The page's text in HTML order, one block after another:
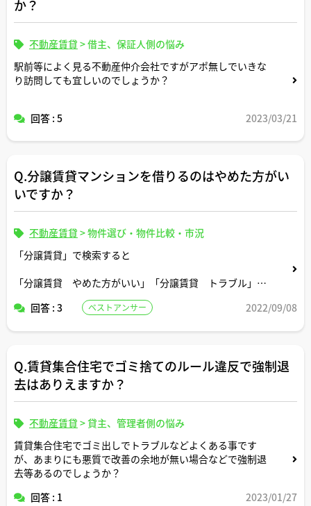
か？
不動産賃貸 >借主、保証人側の悩み
駅前等によく見る不動産仲介会社ですがアポ無しでいきな
り訪問しても宜しいのでしょうか？
回答 : 5 2023/03/21
Q.分譲賃貸マンションを借りるのはやめた方がい
いですか？
不動産賃貸 >物件選び・物件比較・市況
「分譲賃貸」で検索すると
「分譲賃貸 やめた方がいい」「分譲賃貸 トラブル」
回答 : 3 ベストアンサー 2022/09/08
Q.賃貸集合住宅でゴミ捨てのルール違反で強制退
去はありえますか？
不動産賃貸 >貸主、管理者側の悩み
賃貸集合住宅でゴミ出しでトラブルなどよくある事です
が、あまりにも悪質で改善の余地が無い場合などで強制退
去等あるのでしょうか？
回答 : 1
2023/01/27